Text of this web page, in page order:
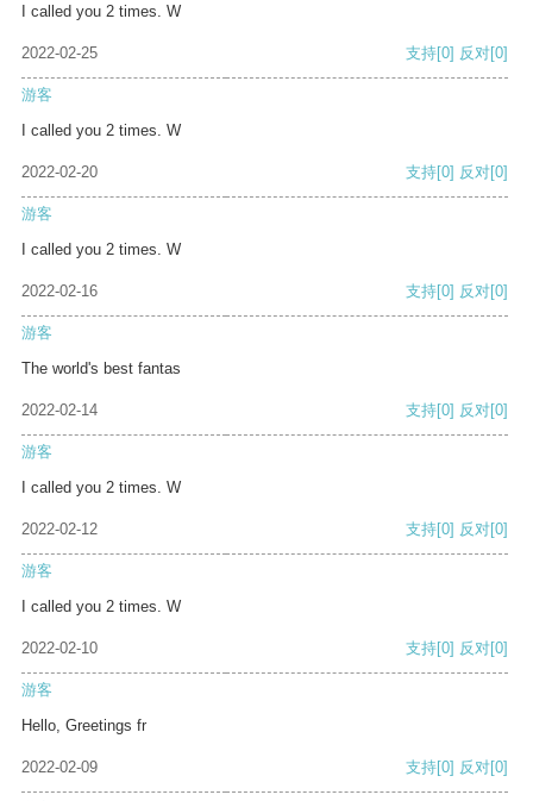
I called you 2 times. W
2022-02-25 支持[0] 反对[0]
游客
I called you 2 times. W
2022-02-20 支持[0] 反对[0]
游客
I called you 2 times. W
2022-02-16 支持[0] 反对[0]
游客
The world's best fantas
2022-02-14 支持[0] 反对[0]
游客
I called you 2 times. W
2022-02-12 支持[0] 反对[0]
游客
I called you 2 times. W
2022-02-10 支持[0] 反对[0]
游客
Hello, Greetings fr
2022-02-09 支持[0] 反对[0]